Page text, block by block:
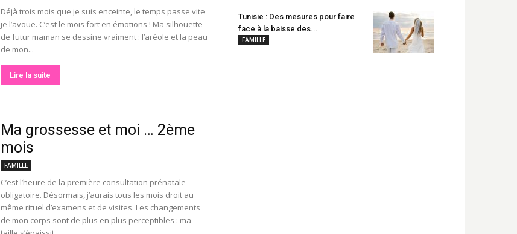
Déjà trois mois que je suis enceinte, le temps passe vite
je l’avoue. C’est le mois fort en émotions ! Ma silhouette
de futur maman se dessine vraiment : l’aréole et la peau
de mon...
Lire la suite
Ma grossesse et moi … 2ème
mois
FAMILLE
C’est l’heure de la première consultation prénatale
obligatoire. Désormais, j’aurais tous les mois droit au
même rituel d’examens et de visites. Les changements
de mon corps sont de plus en plus perceptibles : ma
Tunisie : Des mesures pour faire
face à la baisse des...
FAMILLE